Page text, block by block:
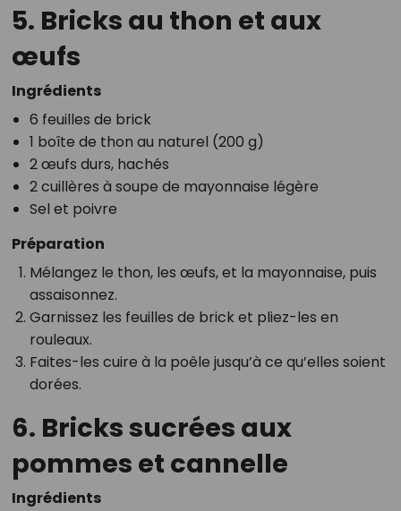
5. Bricks au thon et aux
œufs
Ingrédients
6 feuilles de brick
1 boîte de thon au naturel (200 g)
2 œufs durs, hachés
2 cuillères à soupe de mayonnaise légère
Sel et poivre
Préparation
Mélangez le thon, les œufs, et la mayonnaise, puis
assaisonnez.
Garnissez les feuilles de brick et pliez-les en
rouleaux.
Faites-les cuire à la poêle jusqu’à ce qu’elles soient
dorées.
6. Bricks sucrées aux
pommes et cannelle
Ingrédients